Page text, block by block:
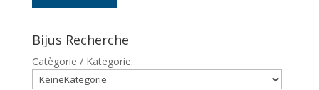
Bijus Recherche
Catègorie / Kategorie: